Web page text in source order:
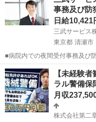
関連 【応募資格...事務及び防
日給10,421
三武サービス
東京都 清瀬市
■病院内での夜間受付事務及び防犯巡回警備 ●夜間
者の受付 ●各種患者様の書類手続き ●外線及び内線の電話受付 ●訪問
者の入館管理（立哨など） ●建物内外の巡回及び施錠確認 ●防災のた
めの火元確認...
東京 清瀬市 警備員
【未経験
ラル警備
月収
株式会社第二